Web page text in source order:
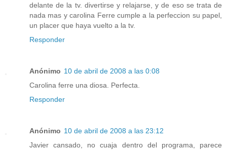
delante de la tv. divertirse y relajarse, y de eso se trata de
nada mas y carolina Ferre cumple a la perfeccion su papel,
un placer que haya vuelto a la tv.
Responder
Anónimo 10 de abril de 2008 a las 0:08
Carolina ferre una diosa. Perfecta.
Responder
Anónimo 10 de abril de 2008 a las 23:12
Javier cansado, no cuaja dentro del programa, parece